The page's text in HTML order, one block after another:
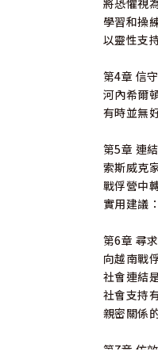
學習和操
以靈性支
第4章 信
河內希爾
有時並無
第5章 連
索斯威克
戰俘營中
實用建議
第6章 尋
向越南戰
社會連結
社會支持
親密關係
第7章 仿